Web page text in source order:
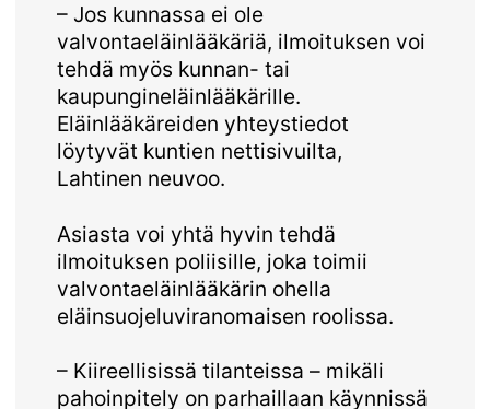
– Jos kunnassa ei ole
valvontaeläinlääkäriä, ilmoituksen voi
tehdä myös kunnan- tai
kaupungineläinlääkärille.
Eläinlääkäreiden yhteystiedot
löytyvät kuntien nettisivuilta,
Lahtinen neuvoo.
Asiasta voi yhtä hyvin tehdä
ilmoituksen poliisille, joka toimii
valvontaeläinlääkärin ohella
eläinsuojeluviranomaisen roolissa.
– Kiireellisissä tilanteissa – mikäli
pahoinpitely on parhaillaan käynnissä